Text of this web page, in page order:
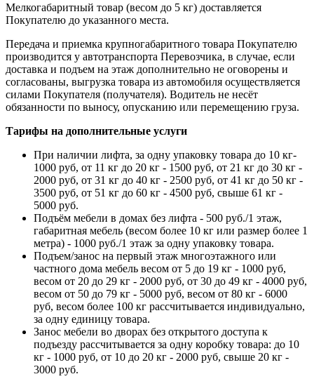
Мелкогабаритный товар (весом до 5 кг) доставляется
Покупателю до указанного места.
Передача и приемка крупногабаритного товара Покупателю
производится у автотранспорта Перевозчика, в случае, если
доставка и подъем на этаж дополнительно не оговорены и
согласованы, выгрузка товара из автомобиля осуществляется
силами Покупателя (получателя). Водитель не несёт
обязанности по выносу, опусканию или перемещению груза.
Тарифы на дополнительные услуги
При наличии лифта, за одну упаковку товара до 10 кг-
1000 руб, от 11 кг до 20 кг - 1500 руб, от 21 кг до 30 кг -
2000 руб, от 31 кг до 40 кг - 2500 руб, от 41 кг до 50 кг -
3500 руб, от 51 кг до 60 кг - 4500 руб, свыше 61 кг -
5000 руб.
Подъём мебели в домах без лифта - 500 руб./1 этаж,
габаритная мебель (весом более 10 кг или размер более 1
метра) - 1000 руб./1 этаж за одну упаковку товара.
Подъем/занос на первый этаж многоэтажного или
частного дома мебель весом от 5 до 19 кг - 1000 руб,
весом от 20 до 29 кг - 2000 руб, от 30 до 49 кг - 4000 руб,
весом от 50 до 79 кг - 5000 руб, весом от 80 кг - 6000
руб, весом более 100 кг рассчитывается индивидуально,
за одну единицу товара.
Занос мебели во дворах без открытого доступа к
подъезду рассчитывается за одну коробку товара: до 10
кг - 1000 руб, от 10 до 20 кг - 2000 руб, свыше 20 кг -
3000 руб.